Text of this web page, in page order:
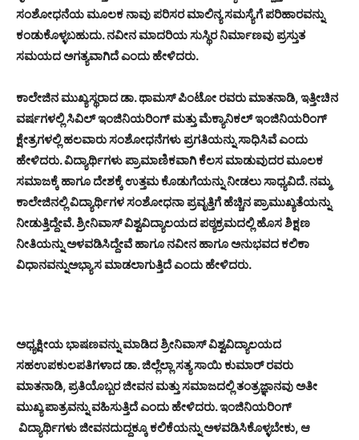
ಸಂಶೋಧನೆಯ ಮೂಲಕ ನಾವು ಪರಿಸರ ಮಾಲಿನ್ಯ ಸಮಸ್ಯೆಗೆ ಪರಿಹಾರವನ್ನು
ಕಂಡುಕೊಳ್ಳಬಹುದು. ನವೀನ ಮಾದರಿಯ ಸುಸ್ಥಿರ ನಿರ್ಮಾಣವು ಪ್ರಸ್ತುತ
ಸಮಯದ ಅಗತ್ಯವಾಗಿದೆ ಎಂದು ಹೇಳಿದರು.
ಕಾಲೇಜಿನ ಮುಖ್ಯಸ್ಥರಾದ ಡಾ. ಥಾಮಸ್ ಪಿಂಟೋ ರವರು ಮಾತನಾಡಿ, ಇತ್ತೀಚಿನ
ವರ್ಷಗಳಲ್ಲಿ ಸಿವಿಲ್ ಇಂಜಿನಿಯರಿಂಗ್ ಮತ್ತು ಮೆಕ್ಯಾನಿಕಲ್ ಇಂಜಿನಿಯರಿಂಗ್
ಕ್ಷೇತ್ರಗಳಲ್ಲಿ ಹಲವಾರು ಸಂಶೋಧನೆಗಳು ಪ್ರಗತಿಯನ್ನು ಸಾಧಿಸಿವೆ ಎಂದು
ಹೇಳಿದರು. ವಿದ್ಯಾರ್ಥಿಗಳು ಪ್ರಾಮಾಣಿಕವಾಗಿ ಕೆಲಸ ಮಾಡುವುದರ ಮೂಲಕ
ಸಮಾಜಕ್ಕೆ ಹಾಗೂ ದೇಶಕ್ಕೆ ಉತ್ತಮ ಕೊಡುಗೆಯನ್ನು ನೀಡಲು ಸಾಧ್ಯವಿದೆ. ನಮ್ಮ
ಕಾಲೇಜಿನಲ್ಲಿ ವಿದ್ಯಾರ್ಥಿಗಳ ಸಂಶೋಧನಾ ಪ್ರವೃತ್ತಿಗೆ ಹೆಚ್ಚಿನ ಪ್ರಾಮುಖ್ಯತೆಯನ್ನು
ನೀಡುತ್ತಿದ್ದೇವೆ. ಶ್ರೀನಿವಾಸ್ ವಿಶ್ವವಿದ್ಯಾಲಯದ ಪಠ್ಯಕ್ರಮದಲ್ಲಿ ಹೊಸ ಶಿಕ್ಷಣ
ನೀತಿಯನ್ನು ಅಳವಡಿಸಿದ್ದೇವೆ ಹಾಗೂ ನವೀನ ಹಾಗೂ ಅನುಭವದ ಕಲಿಕಾ
ವಿಧಾನವನ್ನುಅಭ್ಯಾಸ ಮಾಡಲಾಗುತ್ತಿದೆ ಎಂದು ಹೇಳಿದರು.
ಅಧ್ಯಕ್ಷೀಯ ಭಾಷಣವನ್ನು ಮಾಡಿದ ಶ್ರೀನಿವಾಸ್ ವಿಶ್ವವಿದ್ಯಾಲಯದ
ಸಹಉಪಕುಲಪತಿಗಳಾದ ಡಾ. ಜಿಲ್ಲೆಲ್ಲಾ ಸತ್ಯ ಸಾಯಿ ಕುಮಾರ್ ರವರು
ಮಾತನಾಡಿ, ಪ್ರತಿಯೊಬ್ಬರ ಜೀವನ ಮತ್ತು ಸಮಾಜದಲ್ಲಿ ತಂತ್ರಜ್ಞಾನವು ಅತೀ
ಮುಖ್ಯ ಪಾತ್ರವನ್ನು ವಹಿಸುತ್ತಿದೆ ಎಂದು ಹೇಳಿದರು. ಇಂಜಿನಿಯರಿಂಗ್
ವಿದ್ಯಾರ್ಥಿಗಳು ಜೀವನದುದ್ದಕ್ಕೂ ಕಲಿಕೆಯನ್ನು ಅಳವಡಿಸಿಕೊಳ್ಳಬೇಕು, ಆ